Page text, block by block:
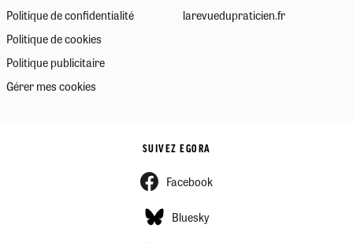
Politique de confidentialité
Politique de cookies
Politique publicitaire
Gérer mes cookies
larevuedupraticien.fr
SUIVEZ EGORA
Facebook
Bluesky